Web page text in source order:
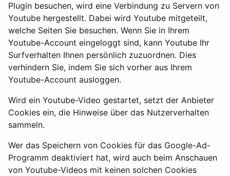
Plugin besuchen, wird eine Verbindung zu Servern von
Youtube hergestellt. Dabei wird Youtube mitgeteilt,
welche Seiten Sie besuchen. Wenn Sie in Ihrem
Youtube-Account eingeloggt sind, kann Youtube Ihr
Surfverhalten Ihnen persönlich zuzuordnen. Dies
verhindern Sie, indem Sie sich vorher aus Ihrem
Youtube-Account ausloggen.
Wird ein Youtube-Video gestartet, setzt der Anbieter
Cookies ein, die Hinweise über das Nutzerverhalten
sammeln.
Wer das Speichern von Cookies für das Google-Ad-
Programm deaktiviert hat, wird auch beim Anschauen
von Youtube-Videos mit keinen solchen Cookies